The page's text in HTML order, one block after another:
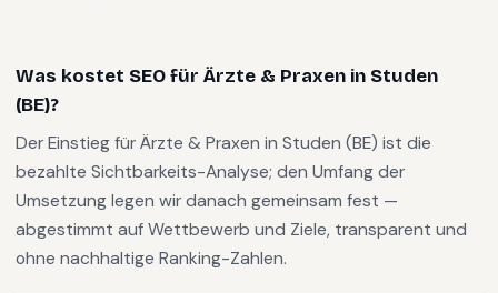
Was kostet SEO für Ärzte & Praxen in Studen
(BE)?
Der Einstieg für Ärzte & Praxen in Studen (BE) ist die
bezahlte Sichtbarkeits-Analyse; den Umfang der
Umsetzung legen wir danach gemeinsam fest —
abgestimmt auf Wettbewerb und Ziele, transparent und
ohne nachhaltige Ranking-Zahlen.